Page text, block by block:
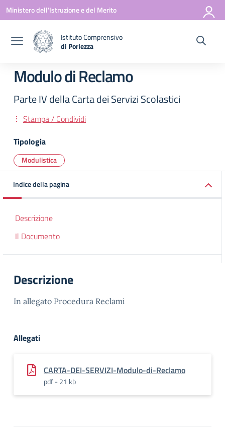
Vai ai contenuti
Vai al menu di navigazione
Vai al footer
Ministero dell'Istruzione e del Merito
Istituto Comprensivo
di Porlezza
Modulo di Reclamo
Parte IV della Carta dei Servizi Scolastici
Stampa / Condividi
Tipologia
Modulistica
Indice della pagina
Descrizione
Il Documento
Descrizione
In allegato Procedura Reclami
Allegati
CARTA-DEI-SERVIZI-Modulo-di-Reclamo
pdf - 21 kb